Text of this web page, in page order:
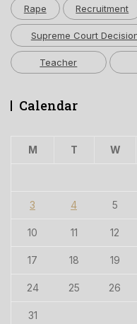
Rape Recruitment
Supreme Court
Teacher
Calendar
M T W
3 4 5
10 11 12
17 18 19
24 25 26
31